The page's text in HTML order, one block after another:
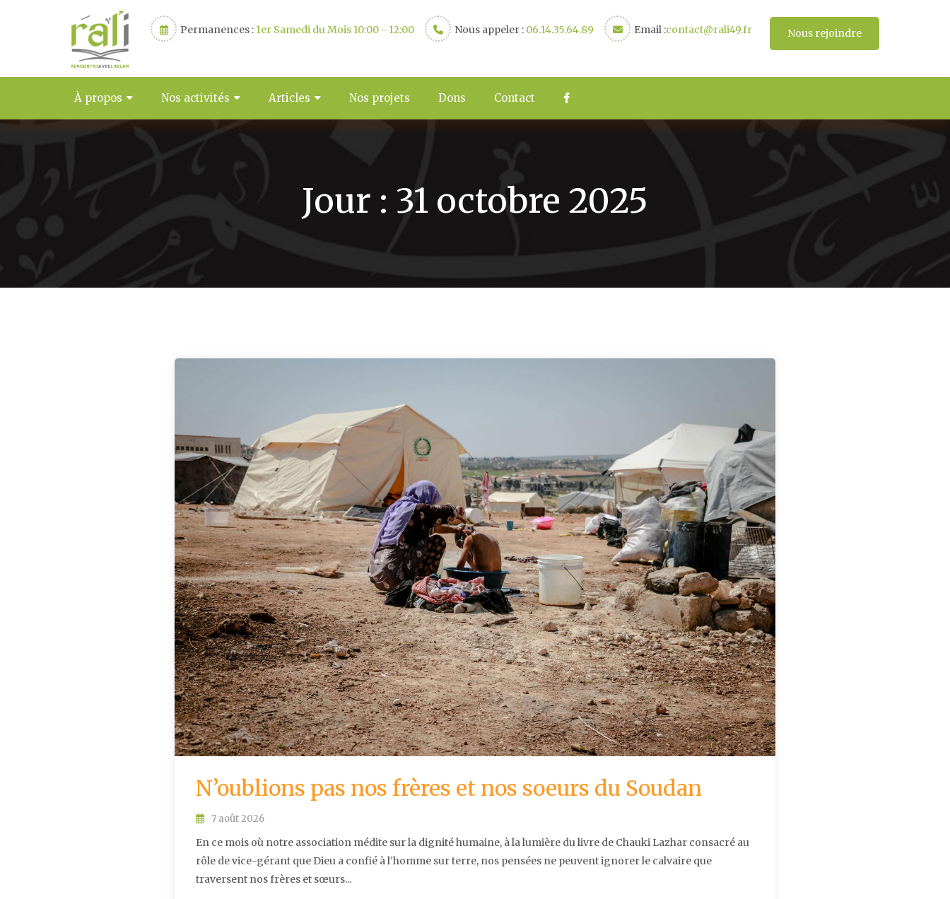
Permanences : 1er Samedi du Mois 10:00 - 12:00 Nous appeler : 06.14.35.64.89 Email :contact@rali49.fr Nous rejoindre
À propos Nos activités Articles Nos projets Dons Contact
Jour : 31 octobre 2025
N’oublions pas nos frères et nos soeurs du Soudan
7 août 2026
En ce mois où notre association médite sur la dignité humaine, à la lumière du livre de Chauki Lazhar consacré au
rôle de vice-gérant que Dieu a confié à l’homme sur terre, nos pensées ne peuvent ignorer le calvaire que
traversent nos frères et sœurs...